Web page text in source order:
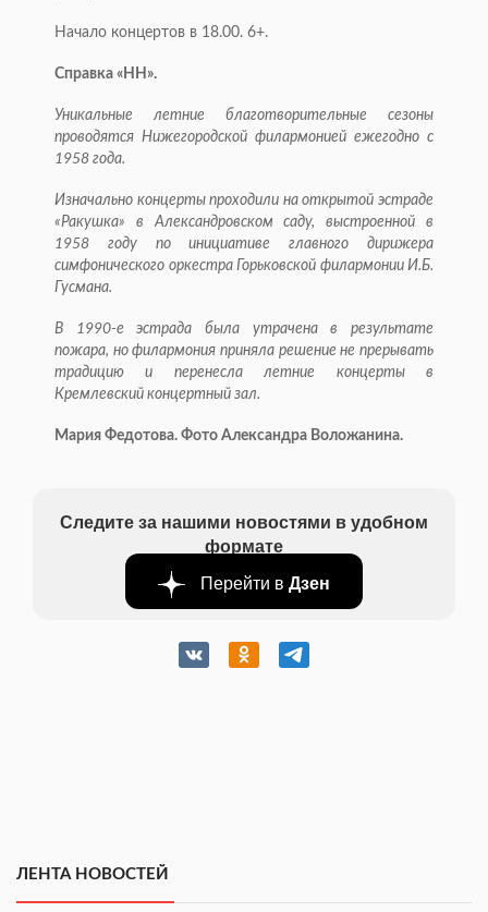
Начало концертов в 18.00. 6+.
Справка «НН».
Уникальные летние благотворительные сезоны
проводятся Нижегородской филармонией ежегодно с
1958 года.
Изначально концерты проходили на открытой эстраде
«Ракушка» в Александровском саду, выстроенной в
1958 году по инициативе главного дирижера
симфонического оркестра Горьковской филармонии И.Б.
Гусмана.
В 1990-е эстрада была утрачена в результате
пожара, но филармония приняла решение не прерывать
традицию и перенесла летние концерты в
Кремлевский концертный зал.
Мария Федотова. Фото Александра Воложанина.
Следите за нашими новостями в удобном
формате
Перейти в Дзен
ЛЕНТА НОВОСТЕЙ